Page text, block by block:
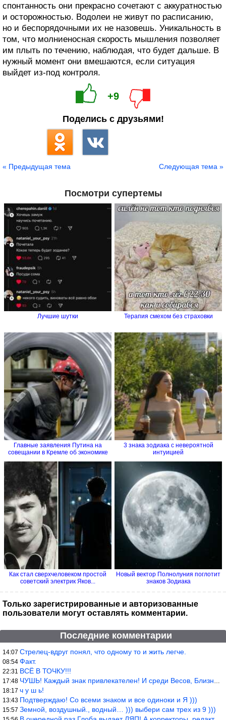
спонтанность они прекрасно сочетают с аккуратностью
и осторожностью. Водолеи не живут по расписанию,
но и беспорядочными их не назовешь. Уникальность в
том, что молниеносная скорость мышления позволяет
им плыть по течению, наблюдая, что будет дальше. В
нужный момент они вмешаются, если ситуация
выйдет из-под контроля.
+9
Поделись с друзьями!
« Предыдущая тема Следующая тема »
Посмотри супертемы
Лучшие шутки Терапия смехом без страховки
Главные заявления Путина на
совещании в Кремле об экономике
3 знака зодиака с невероятной
интуицией
Как стал сверхчеловеком простой
советский электрик Яков...
Новый вектор Полнолуния поглотит
знаков Зодиака
Только зарегистрированные и авторизованные
пользователи могут оставлять комментарии.
Последние комментарии
14:07 Стрелец-вдруг понял, что одному то и жить легче.
08:54 Факт.
22:31 ВСЁ В ТОЧКУ!!!
17:48 ЧУШЬ! Каждый знак привлекателен! И среди Весов, Близнецов встреч
18:17 ч у ш ь!
13:43 Подтверждаю! Со всеми знаком и все одиноки и Я )))
15:57 Земной, воздушный., водный… ))) выбери сам трех из 9 )))